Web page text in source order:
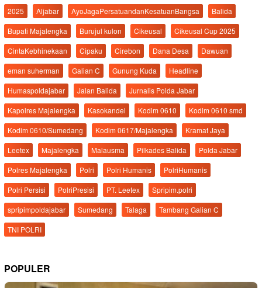
2025 Aljabar AyoJagaPersatuandanKesatuanBangsa
Balida
Bupati Majalengka
Burujul kulon Cikeusal
Cikeusal Cup 2025
CintaKebhinekaan
Cipaku Cirebon Dana Desa
Dawuan
eman suherman
Galian C Gunung Kuda
Headline
Humaspoldajabar
Jalan Balida
Jurnalis Polda Jabar
Kapolres Majalengka
Kasokandel Kodim 0610
Kodim 0610 smd
Kodim 0610/Sumedang
Kodim 0617/Majalengka
Kramat Jaya
Leetex
Majalengka Malausma Pilkades Balida
Polda Jabar
Polres Majalengka
Polri Polri Humanis
PolriHumanis
Polri Persisi
PolriPresisi PT. Leetex
Spripim.polri
spripimpoldajabar
Sumedang Talaga
Tambang Galian C
TNI POLRI
POPULER